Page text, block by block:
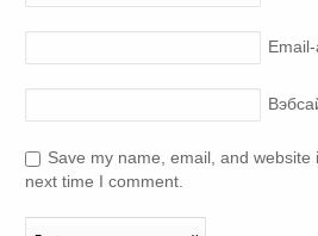
Save my name, email, and website
next time I comment.